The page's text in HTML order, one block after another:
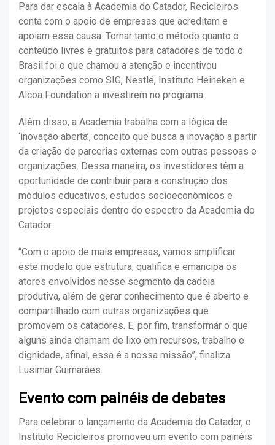
Para dar escala à Academia do Catador, Recicleiros
conta com o apoio de empresas que acreditam e
apoiam essa causa. Tornar tanto o método quanto o
conteúdo livres e gratuitos para catadores de todo o
Brasil foi o que chamou a atenção e incentivou
organizações como SIG, Nestlé, Instituto Heineken e
Alcoa Foundation a investirem no programa.
Além disso, a Academia trabalha com a lógica de
‘inovação aberta’, conceito que busca a inovação a partir
da criação de parcerias externas com outras pessoas e
organizações. Dessa maneira, os investidores têm a
oportunidade de contribuir para a construção dos
módulos educativos, estudos socioeconômicos e
projetos especiais dentro do espectro da Academia do
Catador.
“Com o apoio de mais empresas, vamos amplificar
este modelo que estrutura, qualifica e emancipa os
atores envolvidos nesse segmento da cadeia
produtiva, além de gerar conhecimento que é aberto e
compartilhado com outras organizações que
promovem os catadores. E, por fim, transformar o que
alguns ainda chamam de lixo em recursos, trabalho e
dignidade, afinal, essa é a nossa missão”, finaliza
Lusimar Guimarães.
Evento com painéis de debates
Para celebrar o lançamento da Academia do Catador, o
Instituto Recicleiros promoveu um evento com painéis